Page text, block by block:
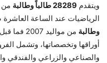
ويتقدم 28289 طالباً وطالبة
من
الرياضيات عند الساعة العاشرة
وطالبة
من
أوراقها وتخصصاتها، وتشمل
والصناعي والزراعي والفندقي